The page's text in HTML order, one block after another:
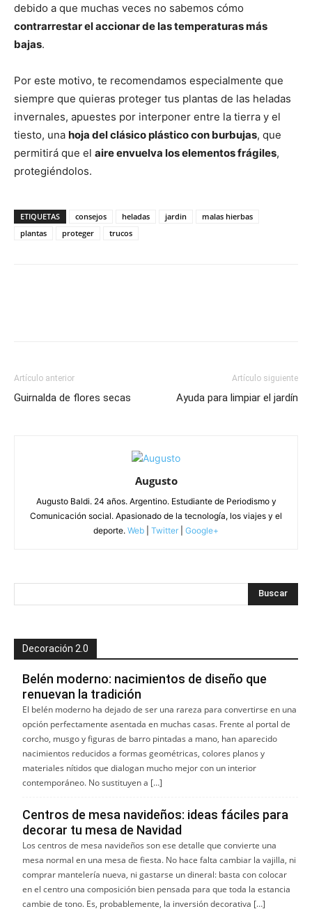
debido a que muchas veces no sabemos cómo
contrarrestar el accionar de las temperaturas más
bajas.
Por este motivo, te recomendamos especialmente que
siempre que quieras proteger tus plantas de las heladas
invernales, apuestes por interponer entre la tierra y el
tiesto, una hoja del clásico plástico con burbujas, que
permitirá que el aire envuelva los elementos frágiles,
protegiéndolos.
ETIQUETAS consejos heladas jardin
malas hierbas
plantas
proteger trucos
Artículo anterior
Guirnalda de flores secas
Artículo siguiente
Ayuda para limpiar el jardín
Augusto
Augusto Baldi. 24 años. Argentino. Estudiante de Periodismo y
Comunicación social. Apasionado de la tecnología, los viajes y el
deporte. Web Twitter Google+
Decoración 2.0
Belén moderno: nacimientos de diseño que
renuevan la tradición
El belén moderno ha dejado de ser una rareza para convertirse en una
opción perfectamente asentada en muchas casas. Frente al portal de
corcho, musgo y figuras de barro pintadas a mano, han aparecido
nacimientos reducidos a formas geométricas, colores planos y
materiales nítidos que dialogan mucho mejor con un interior
contemporáneo. No sustituyen a […]
Centros de mesa navideños: ideas fáciles para
decorar tu mesa de Navidad
Los centros de mesa navideños son ese detalle que convierte una
mesa normal en una mesa de fiesta. No hace falta cambiar la vajilla, ni
comprar mantelería nueva, ni gastarse un dineral: basta con colocar
en el centro una composición bien pensada para que toda la estancia
cambie de tono. Es, probablemente, la inversión decorativa […]